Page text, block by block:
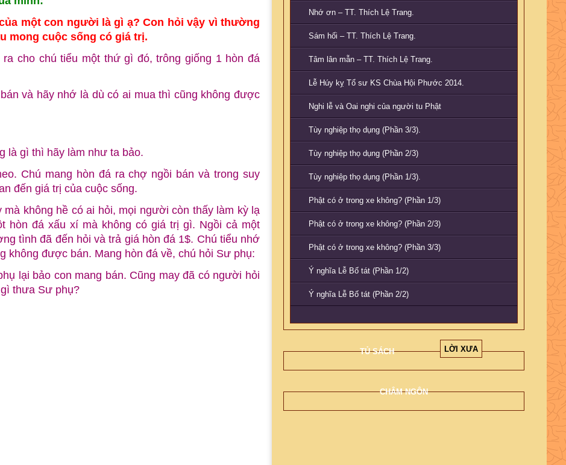
một con người là gì ạ? Con hỏi vậy vì thường
mong cuộc sống có giá trị.
cho chú tiểu một thứ gì đó, trông giống 1 hòn đá
và hãy nhớ là dù có ai mua thì cũng không được
là gì thì hãy làm như ta bảo.
Chú mang hòn đá ra chợ ngồi bán và trong suy
đến giá trị của cuộc sống.
không hề có ai hỏi, mọi người còn thấy làm kỳ lạ
hòn đá xấu xí mà không có giá trị gì. Ngồi cả một
tình đã đến hỏi và trả giá hòn đá 1$. Chú tiểu nhớ
không được bán. Mang hòn đá về, chú hỏi Sư phụ:
lại bảo con mang bán. Cũng may đã có người hỏi
thưa Sư phụ?
Nhớ ơn – TT. Thích Lệ Trang.
Sám hối – TT. Thích Lệ Trang.
Tâm lân mẫn – TT. Thích Lệ Trang.
Lễ Húy kỵ Tổ sư KS Chùa Hội Phước 2014.
Nghi lễ và Oai nghi của người tu Phật
Tùy nghiệp thọ dụng (Phần 3/3).
Tùy nghiệp thọ dụng (Phần 2/3)
Tùy nghiệp thọ dụng (Phần 1/3).
Phật có ở trong xe không? (Phần 1/3)
Phật có ở trong xe không? (Phần 2/3)
Phật có ở trong xe không? (Phần 3/3)
Ý nghĩa Lễ Bố tát (Phần 1/2)
Ý nghĩa Lễ Bố tát (Phần 2/2)
TỦ SÁCH LỜI XƯA
CHÂM NGÔN